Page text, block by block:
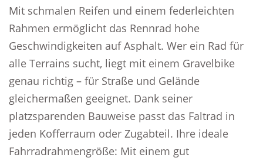
Mit schmalen Reifen und einem federleichten
Rahmen ermöglicht das Rennrad hohe
Geschwindigkeiten auf Asphalt. Wer ein Rad für
alle Terrains sucht, liegt mit einem Gravelbike
genau richtig – für Straße und Gelände
gleichermaßen geeignet. Dank seiner
platzsparenden Bauweise passt das Faltrad in
jeden Kofferraum oder Zugabteil. Ihre ideale
Fahrradrahmengröße: Mit einem gut